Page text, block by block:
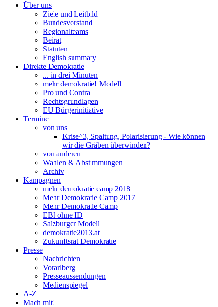
Über uns
Ziele und Leitbild
Bundesvorstand
Regionalteams
Beirat
Statuten
English summary
Direkte Demokratie
... in drei Minuten
mehr demokratie!-Modell
Pro und Contra
Rechtsgrundlagen
EU Bürgerinitiative
Termine
von uns
Krise^3, Spaltung, Polarisierung - Wie können
wir die Gräben überwinden?
von anderen
Wahlen & Abstimmungen
Archiv
Kampagnen
mehr demokratie camp 2018
Mehr Demokratie Camp 2017
Mehr Demokratie Camp
EBI ohne ID
Salzburger Modell
demokratie2013.at
Zukunftsrat Demokratie
Presse
Nachrichten
Vorarlberg
Presseaussendungen
Medienspiegel
A-Z
Mach mit!